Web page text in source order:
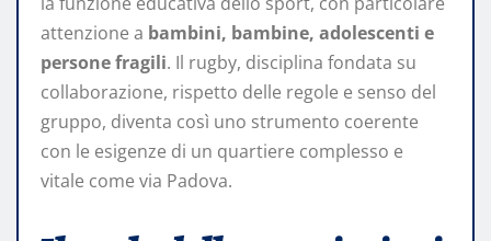
attenzione a bambini, bambine, adolescenti e
persone fragili. Il rugby, disciplina fondata su
collaborazione, rispetto delle regole e senso del
gruppo, diventa così uno strumento coerente
con le esigenze di un quartiere complesso e
vitale come via Padova.